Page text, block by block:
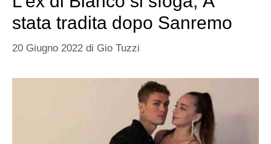
stata tradita dopo Sanremo
20 Giugno 2022 di Gio Tuzzi